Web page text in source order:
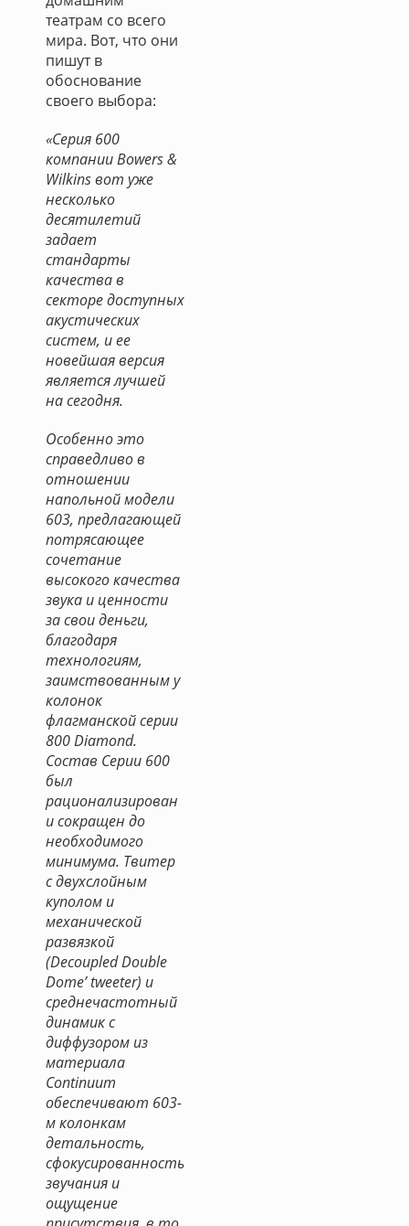
театрам со всего
мира. Вот, что они
пишут в
обоснование
своего выбора:
«Серия 600
компании Bowers &
Wilkins вот уже
несколько
десятилетий
задает
стандарты
качества в
секторе доступных
акустических
систем, и ее
новейшая версия
является лучшей
на сегодня.
Особенно это
справедливо в
отношении
напольной модели
603, предлагающей
потрясающее
сочетание
высокого качества
звука и ценности
за свои деньги,
благодаря
технологиям,
заимствованным у
колонок
флагманской серии
800 Diamond.
Состав Серии 600
был
рационализирован
и сокращен до
необходимого
минимума. Твитер
с двухслойным
куполом и
механической
развязкой
(Decoupled Double
Dome’ tweeter) и
среднечастотный
динамик с
диффузором из
материала
Continuum
обеспечивают 603-
м колонкам
детальность,
сфокусированность
звучания и
ощущение